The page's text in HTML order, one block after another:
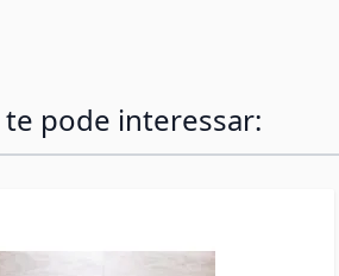
te pode interessar: